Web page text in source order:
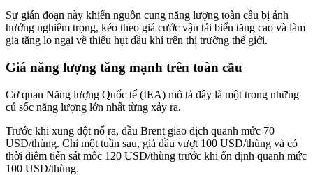
Sự gián đoạn này khiến nguồn cung năng lượng toàn cầu bị ảnh
hưởng nghiêm trọng, kéo theo giá cước vận tải biển tăng cao và làm
gia tăng lo ngại về thiếu hụt dầu khí trên thị trường thế giới.
Giá năng lượng tăng mạnh trên toàn cầu
Cơ quan Năng lượng Quốc tế (IEA) mô tả đây là một trong những
cú sốc năng lượng lớn nhất từng xảy ra.
Trước khi xung đột nổ ra, dầu Brent giao dịch quanh mức 70
USD/thùng. Chỉ một tuần sau, giá dầu vượt 100 USD/thùng và có
thời điểm tiến sát mốc 120 USD/thùng trước khi ổn định quanh mức
100 USD/thùng.